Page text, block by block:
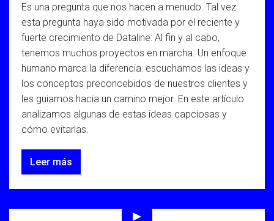
Es una pregunta que nos hacen a menudo. Tal vez
esta pregunta haya sido motivada por el reciente y
fuerte crecimiento de Dataline: Al fin y al cabo,
tenemos muchos proyectos en marcha. Un enfoque
humano marca la diferencia: escuchamos las ideas y
los conceptos preconcebidos de nuestros clientes y
les guiamos hacia un camino mejor. En este artículo
analizamos algunas de estas ideas capciosas y
cómo evitarlas.
Leer más